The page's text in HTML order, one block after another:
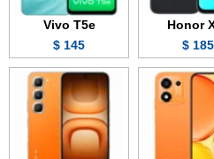
Honor
185 $
Vivo T5e
145 $